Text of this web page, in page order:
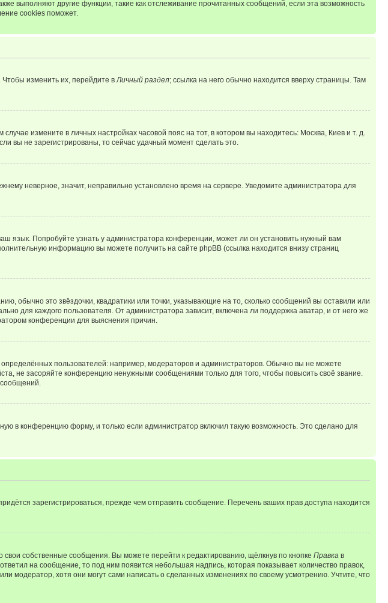
выполняют другие функции, такие как отслеживание прочитанных сообщений, если эта возможность
cookies поможет.
изменить их, перейдите в Личный раздел; ссылка на него обычно находится вверху страницы. Там
измените в личных настройках часовой пояс на тот, в котором вы находитесь: Москва, Киев и т. д.
вы не зарегистрированы, то сейчас удачный момент сделать это.
неверное, значит, неправильно установлено время на сервере. Уведомите администратора для
язык. Попробуйте узнать у администратора конференции, может ли он установить нужный вам
информацию вы можете получить на сайте phpBB (ссылка находится внизу страниц
обычно это звёздочки, квадратики или точки, указывающие на то, сколько сообщений вы оставили или
для каждого пользователя. От администратора зависит, включена ли поддержка аватар, и от него же
конференции для выяснения причин.
пользователей: например, модераторов и администраторов. Обычно вы не можете
не засоряйте конференцию ненужными сообщениями только для того, чтобы повысить своё звание.
в конференцию форму, и только если администратор включил такую возможность. Это сделано для
зарегистрироваться, прежде чем отправить сообщение. Перечень ваших прав доступа находится
собственные сообщения. Вы можете перейти к редактированию, щёлкнув по кнопке Правка в
на сообщение, то под ним появится небольшая надпись, которая показывает количество правок,
модератор, хотя они могут сами написать о сделанных изменениях по своему усмотрению. Учтите, что